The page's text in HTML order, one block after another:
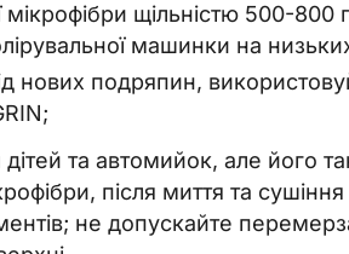
щільністю 500-
машинки на
нових подряпин,
дітей та автомийок, але його
після миття та
не допускайте